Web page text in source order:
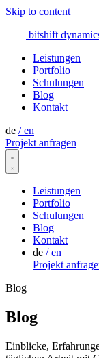
Skip to content
bitshift
Leistungen
Portfolio
Schulungen
Blog
Kontakt
de /en
Projekt anfragen
Leistungen
Portfolio
Schulungen
Blog
Kontakt
de /en
Projekt
Blog
Blog
Einblicke,